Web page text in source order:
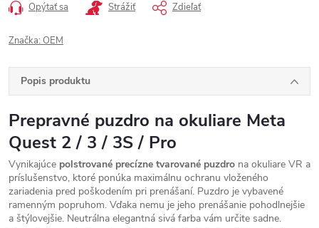
Opýtať sa Strážiť Zdieľať
Značka: OEM
Popis produktu
Prepravné puzdro na okuliare Meta
Quest 2 / 3 / 3S / Pro
Vynikajúce polstrované precízne tvarované puzdro na okuliare VR a
príslušenstvo, ktoré ponúka maximálnu ochranu vloženého
zariadenia pred poškodením pri prenášaní. Puzdro je vybavené
ramenným popruhom. Vďaka nemu je jeho prenášanie pohodlnejšie
a štýlovejšie. Neutrálna elegantná sivá farba vám určite sadne.